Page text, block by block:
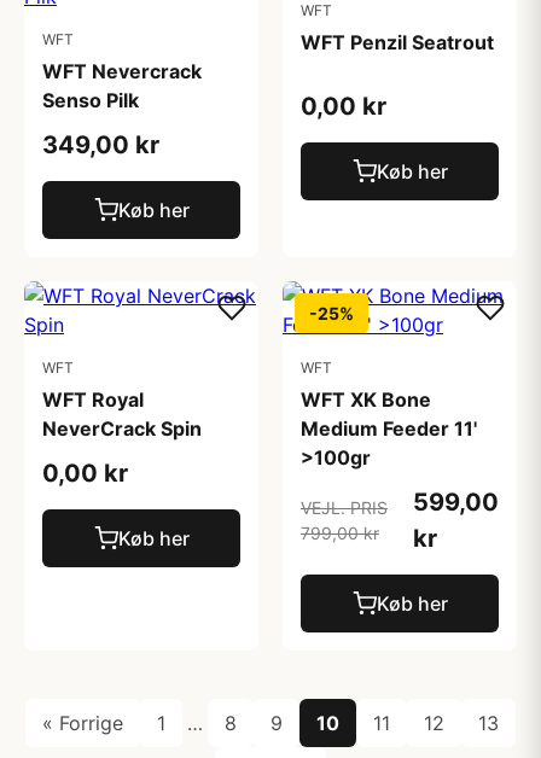
WFT
WFT Nevercrack
Senso Pilk
349,00 kr
Køb her
WFT
WFT Penzil Seatrout
0,00 kr
Køb her
WFT
WFT Royal
NeverCrack Spin
0,00 kr
Køb her
-25%
WFT
WFT XK Bone
Medium Feeder 11'
>100gr
VEJL. PRIS
799,00 kr
599,00
kr
Køb her
« Forrige 1 … 8 9 10 11 12
13